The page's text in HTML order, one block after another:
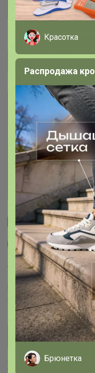
Отзывы участников
Новости
Прямая оплата!
Описание
Условия
Ключевые даты
История
Cтраничка
Другие СП
Торговые марки
Puratos™ Италика™
COOKING™
Dolce-Rosa™
Хиты продаж
Красотка
Распродажа
Брюнетка